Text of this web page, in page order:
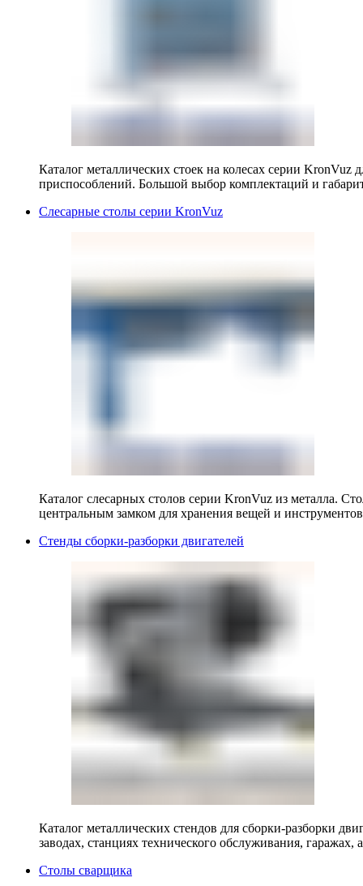
Каталог металлических стоек на колесах серии KronVuz
приспособлений. Большой выбор комплектаций и
Слесарные столы серии KronVuz
Каталог слесарных столов серии KronVuz из металла.
центральным замком для хранения вещей и
Стенды сборки-разборки двигателей
Каталог металлических стендов для сборки-разборки
заводах, станциях технического обслуживания, гаражах,
Столы сварщика